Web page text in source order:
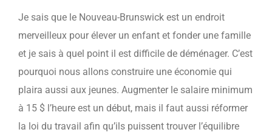
Je sais que le Nouveau-Brunswick est un endroit
merveilleux pour élever un enfant et fonder une famille
et je sais à quel point il est difficile de déménager. C’est
pourquoi nous allons construire une économie qui
plaira aussi aux jeunes. Augmenter le salaire minimum
à 15 $ l’heure est un début, mais il faut aussi réformer
la loi du travail afin qu’ils puissent trouver l’équilibre